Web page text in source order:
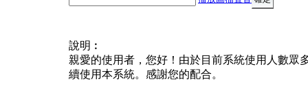
說明︰
親愛的使用者，您好！由於目前系統使用人數眾
續使用本系統。感謝您的配合。